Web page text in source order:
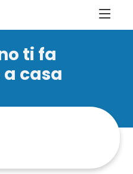
ti fa
casa